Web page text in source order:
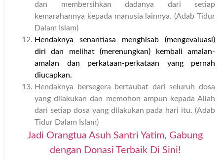
dan membersihkan dadanya dari setiap
kemarahannya kepada manusia lainnya. (Adab Tidur
Dalam Islam)
Hendaknya senantiasa menghisab (mengevaluasi)
diri dan melihat (merenungkan) kembali amalan-
amalan dan perkataan-perkataan yang pernah
diucapkan.
Hendaknya bersegera bertaubat dari seluruh dosa
yang dilakukan dan memohon ampun kepada Allah
dari setiap dosa yang dilakukan pada hari itu. (Adab
Tidur Dalam Islam)
Jadi Orangtua Asuh Santri Yatim, Gabung
dengan Donasi Terbaik Di Sini!